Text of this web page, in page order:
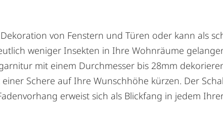
von Fenstern und Türen oder kann als
weniger Insekten in Ihre Wohnräume
mit einem Durchmesser bis 28mm
Schere auf Ihre Wunschhöhe kürzen. Der
erweist sich als Blickfang in jedem